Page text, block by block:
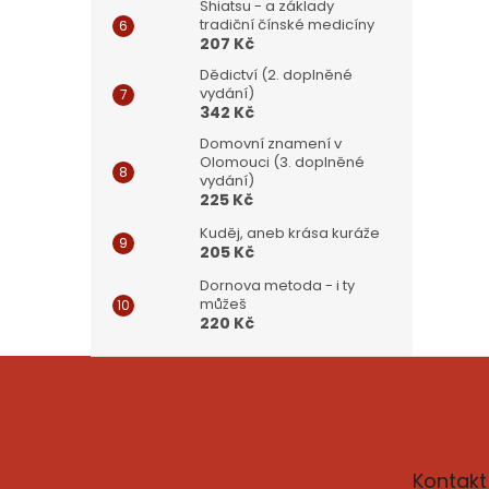
Shiatsu - a základy
tradiční čínské medicíny
207 Kč
Dědictví (2. doplněné
vydání)
342 Kč
Domovní znamení v
Olomouci (3. doplněné
vydání)
225 Kč
Kuděj, aneb krása kuráže
205 Kč
Dornova metoda - i ty
můžeš
220 Kč
Kontakt